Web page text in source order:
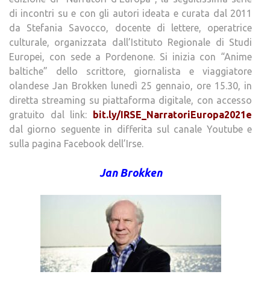
di incontri su e con gli autori ideata e curata dal 2011
da Stefania Savocco, docente di lettere, operatrice
culturale, organizzata dall’Istituto Regionale di Studi
Europei, con sede a Pordenone. Si inizia con “Anime
baltiche” dello scrittore, giornalista e viaggiatore
olandese Jan Brokken lunedì 25 gennaio, ore 15.30, in
diretta streaming su piattaforma digitale, con accesso
gratuito dal link: bit.ly/IRSE_ NarratoriEuropa2021e
dal giorno seguente in differita sul canale Youtube e
sulla pagina Facebook dell’Irse.
Jan Brokken